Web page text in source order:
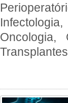
Oncologia,